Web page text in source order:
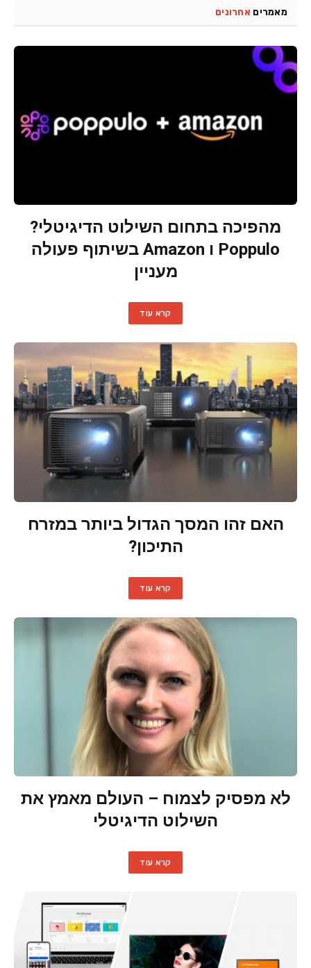
מאמרים אחרונים
מהפיכה בתחום השילוט הדיגיטלי?
Poppulo ו Amazon בשיתוף פעולה
מעניין
קרא עוד
האם זהו המסך הגדול ביותר במזרח
התיכון?
קרא עוד
לא מפסיק לצמוח – העולם מאמץ את
השילוט הדיגיטלי
קרא עוד